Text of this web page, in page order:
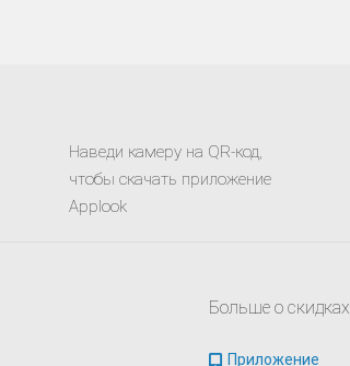
Наведи камеру на QR-код,
чтобы скачать приложение
Applook
Больше о скидках
Приложение